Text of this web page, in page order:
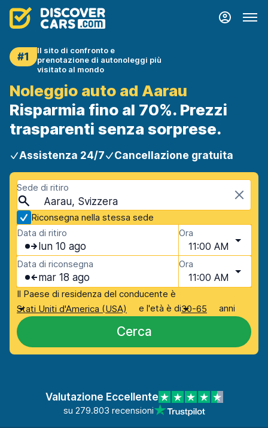
#1
Il sito di confronto e
prenotazione di autonoleggi più
visitato al mondo
Noleggio auto ad Aarau
Risparmia fino al 70%. Prezzi
trasparenti senza sorprese.
Assistenza 24/7 Cancellazione gratuita
Sede di ritiro
Aarau, Svizzera
Riconsegna nella stessa sede
Data di ritiro
lun 10 ago
Ora
11:00 AM
Data di riconsegna
mar 18 ago
Ora
11:00 AM
Il Paese di residenza del conducente è
Stati Uniti d'America (USA)
e l'età è di30-65 anni
Cerca
Valutazione Eccellente
su 279.803 recensioni